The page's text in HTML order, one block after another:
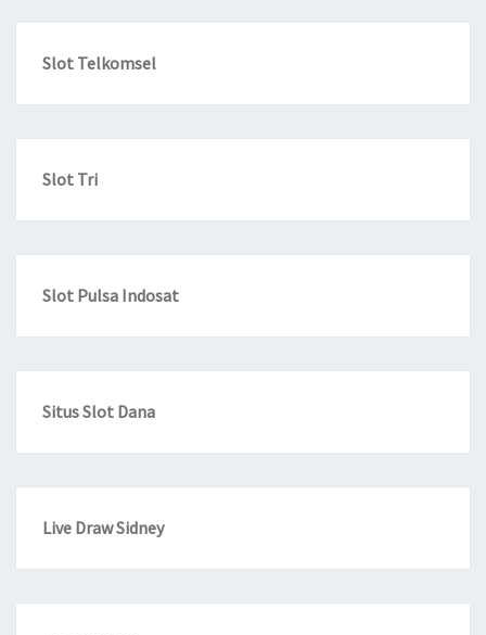
Slot Telkomsel
Slot Tri
Slot Pulsa Indosat
Situs Slot Dana
Live Draw Sidney